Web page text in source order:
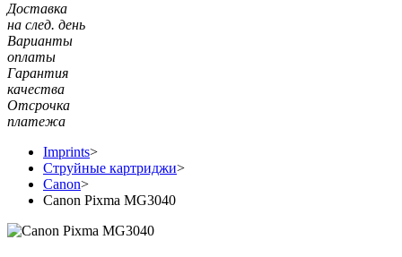
Доставка
на след. день
Варианты
оплаты
Гарантия
качества
Отсрочка
платежа
Imprints>
Струйные картриджи>
Canon>
Canon Pixma MG3040